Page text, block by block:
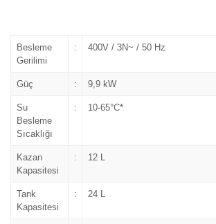
Besleme
Gerilimi
: 400V / 3N~ / 50 Hz
Güç : 9,9 kW
Su
Besleme
Sıcaklığı
: 10-65°C*
Kazan
Kapasitesi
: 12 L
Tank
Kapasitesi
: 24 L